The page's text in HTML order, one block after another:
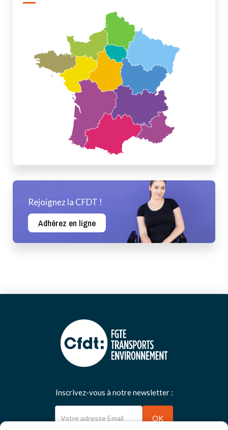
Rejoignez la CFDT !
Adhérez en ligne
Inscrivez-vous à notre newsletter :
OK